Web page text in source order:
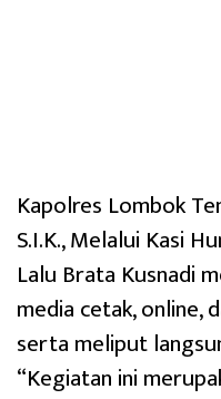
Kapolres Lombok
S.I.K., Melalui Kasi
Lalu Brata Kusnadi
media cetak, online,
serta meliput
“Kegiatan ini